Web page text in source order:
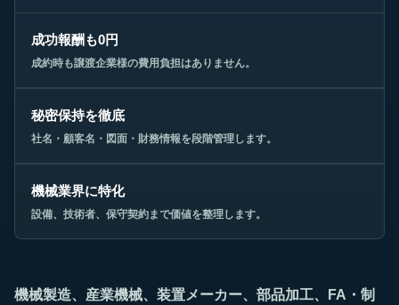
成功報酬も0円
成約時も譲渡企業様の費用負担はありません。
秘密保持を徹底
社名・顧客名・図面・財務情報を段階管理します。
機械業界に特化
設備、技術者、保守契約まで価値を整理します。
機械製造、産業機械、装置メーカー、部品加工、FA・制